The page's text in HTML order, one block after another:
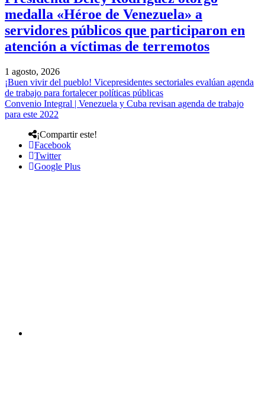
medalla «Héroe de Venezuela» a
servidores públicos que participaron en
atención a víctimas de terremotos
1 agosto, 2026
¡Buen vivir del pueblo! Vicepresidentes sectoriales evalúan agenda
de trabajo para fortalecer políticas públicas
Convenio Integral | Venezuela y Cuba revisan agenda de trabajo
para este 2022
¡Compartir este!
Facebook
Twitter
Google Plus